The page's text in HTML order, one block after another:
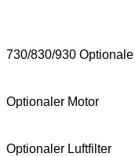
730/830/930
Optionaler Motor
Optionaler Luftfilter